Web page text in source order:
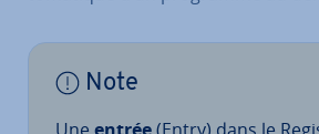
Note